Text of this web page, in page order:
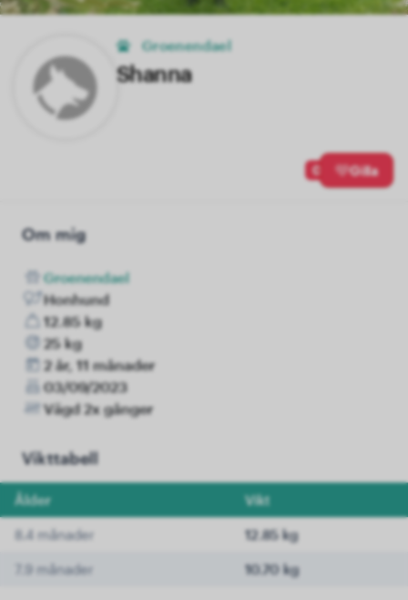
Groenendael
Shanna
0 Gilla
Om mig
Groenendael
Honhund
12.85 kg
25 kg
2 år, 11 månader
03/09/2023
Vägd 2x gånger
Vikttabell
Ålder Vikt
8.4 månader 12.85 kg
7.9 månader 10.70 kg